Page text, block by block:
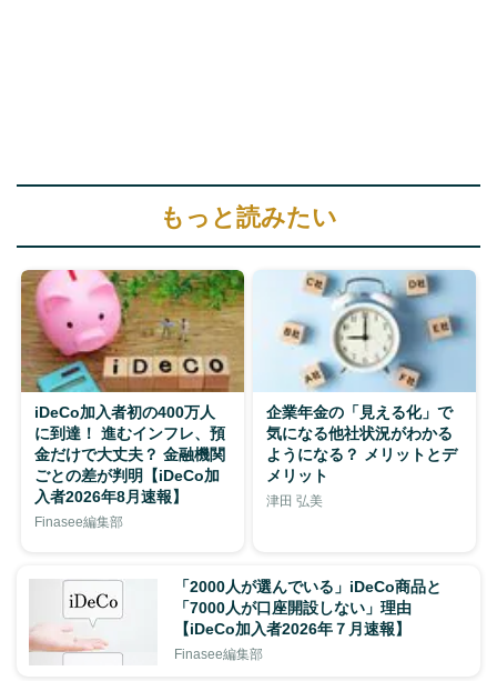
もっと読みたい
iDeCo加入者初の400万人
に到達！ 進むインフレ、預
金だけで大丈夫？ 金融機関
ごとの差が判明【iDeCo加
入者2026年8月速報】
Finasee編集部
企業年金の「見える化」で
気になる他社状況がわかる
ようになる？ メリットとデ
メリット
津田 弘美
「2000人が選んでいる」iDeCo商品と
「7000人が口座開設しない」理由
【iDeCo加入者2026年７月速報】
Finasee編集部